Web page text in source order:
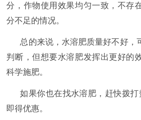
分，作物使用效果均匀一致，不存
分不足的情况。
总的来说，水溶肥质量好不好，
判断，但想要水溶肥发挥出更好的
科学施肥。
如果你也在找水溶肥 ，赶快拨
即得优惠。